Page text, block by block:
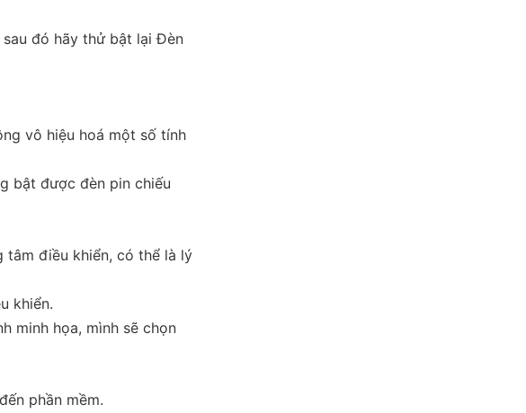
sau đó hãy thử bật lại Đèn
vô hiệu hoá một số tính
bật được đèn pin chiếu
tâm điều khiển, có thể là lý
khiển.
minh họa, mình sẽ chọn
phần mềm.